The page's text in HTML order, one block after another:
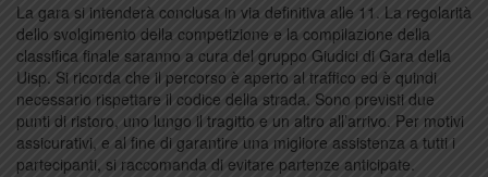
La gara si intenderà conclusa in via definitiva alle 11. La regolarità
dello svolgimento della competizione e la compilazione della
classifica finale saranno a cura del gruppo Giudici di Gara della
Uisp. Si ricorda che il percorso è aperto al traffico ed è quindi
necessario rispettare il codice della strada. Sono previsti due
punti di ristoro, uno lungo il tragitto e un altro all’arrivo. Per motivi
assicurativi, e al fine di garantire una migliore assistenza a tutti i
partecipanti, si raccomanda di evitare partenze anticipate.